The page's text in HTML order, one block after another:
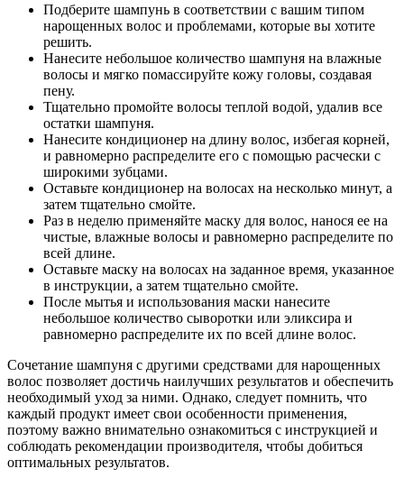
Подберите шампунь в соответствии с вашим типом
нарощенных волос и проблемами, которые вы хотите
решить.
Нанесите небольшое количество шампуня на влажные
волосы и мягко помассируйте кожу головы, создавая
пену.
Тщательно промойте волосы теплой водой, удалив все
остатки шампуня.
Нанесите кондиционер на длину волос, избегая корней,
и равномерно распределите его с помощью расчески с
широкими зубцами.
Оставьте кондиционер на волосах на несколько минут, а
затем тщательно смойте.
Раз в неделю применяйте маску для волос, нанося ее на
чистые, влажные волосы и равномерно распределите по
всей длине.
Оставьте маску на волосах на заданное время, указанное
в инструкции, а затем тщательно смойте.
После мытья и использования маски нанесите
небольшое количество сыворотки или эликсира и
равномерно распределите их по всей длине волос.
Сочетание шампуня с другими средствами для нарощенных
волос позволяет достичь наилучших результатов и обеспечить
необходимый уход за ними. Однако, следует помнить, что
каждый продукт имеет свои особенности применения,
поэтому важно внимательно ознакомиться с инструкцией и
соблюдать рекомендации производителя, чтобы добиться
оптимальных результатов.